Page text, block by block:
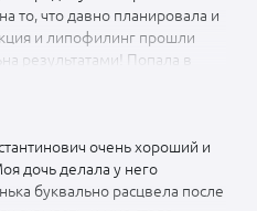
и очень
подробно,
Сама операцию прошла
то, что давно планировала и
и липофилинг прошли
результатами! Попала в
И проконсультировал в
обо мне после
о своих
но, воспользовавшись
рекомендацию
очень хороший и
дочь делала у него
буквально расцвела после